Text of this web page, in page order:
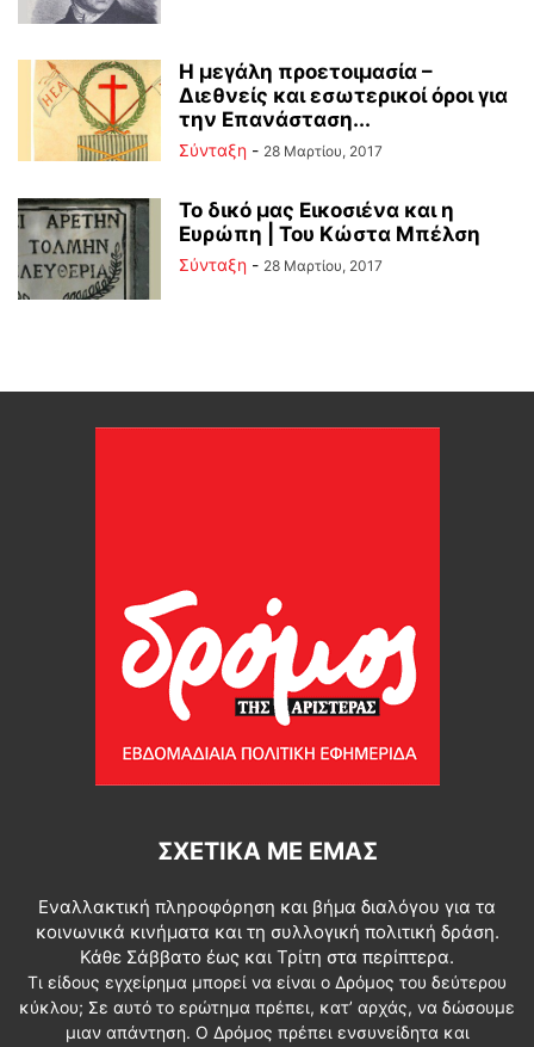
Η μεγάλη προετοιμασία –
Διεθνείς και εσωτερικοί όροι για
την Επανάσταση...
Σύνταξη - 28 Μαρτίου, 2017
Το δικό μας Εικοσιένα και η
Ευρώπη | Του Κώστα Μπέλση
Σύνταξη - 28 Μαρτίου, 2017
ΣΧΕΤΙΚΆ ΜΕ ΕΜΆΣ
Εναλλακτική πληροφόρηση και βήμα διαλόγου για τα
κοινωνικά κινήματα και τη συλλογική πολιτική δράση.
Κάθε Σάββατο έως και Τρίτη στα περίπτερα.
Τι είδους εγχείρημα μπορεί να είναι ο Δρόμος του δεύτερου
κύκλου; Σε αυτό το ερώτημα πρέπει, κατ’ αρχάς, να δώσουμε
μιαν απάντηση. Ο Δρόμος πρέπει ενσυνείδητα και